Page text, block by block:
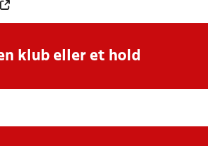
klub eller et hold